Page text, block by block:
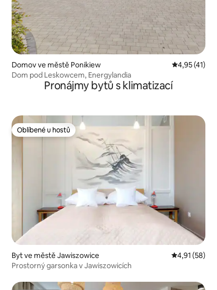
Domov ve městě Ponikiew Průměrné
4,95 (41)
Dom pod Leskowcem, Energylandia
Pronájmy bytů s klimatizací
Oblíbené u hostů
Oblíbené u hostů
Byt ve městě Jawiszowice Průměrné
4,91 (58)
Prostorný garsonka v Jawiszowicích